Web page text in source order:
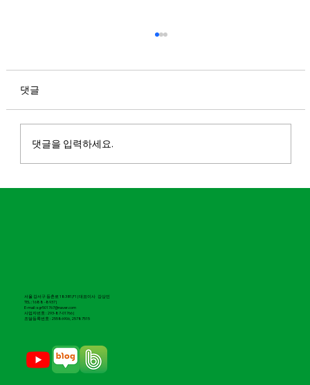
댓글
댓글을 입력하세요.
서울 강서구 등촌로 183 B1,F1 | 대표이사 강상민
TEL : 1688 -8937 |
E-mail : sgr501767@naver.com
​사업자번호 : 293-87-01766 |
조달등록번호 : 25586906, 25787515